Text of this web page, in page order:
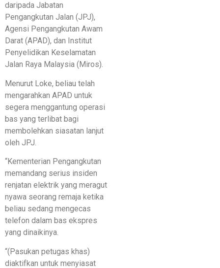
daripada Jabatan
Pengangkutan Jalan (JPJ),
Agensi Pengangkutan Awam
Darat (APAD), dan Institut
Penyelidikan Keselamatan
Jalan Raya Malaysia (Miros).
Menurut Loke, beliau telah
mengarahkan APAD untuk
segera menggantung operasi
bas yang terlibat bagi
membolehkan siasatan lanjut
oleh JPJ.
“Kementerian Pengangkutan
memandang serius insiden
renjatan elektrik yang meragut
nyawa seorang remaja ketika
beliau sedang mengecas
telefon dalam bas ekspres
yang dinaikinya.
“(Pasukan petugas khas)
diaktifkan untuk menyiasat